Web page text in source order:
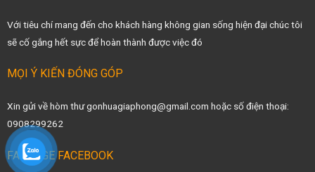
Với tiêu chí mang đến cho khách hàng không gian sống hiện đại chúc tôi
sẽ cố gắng hết sực để hoàn thành được việc đó
MỌI Ý KIẾN ĐÓNG GÓP
Xin gửi về hòm thư gonhuagiaphong@gmail.com hoặc số điện thoại:
0908299262
FANPAGE FACEBOOK